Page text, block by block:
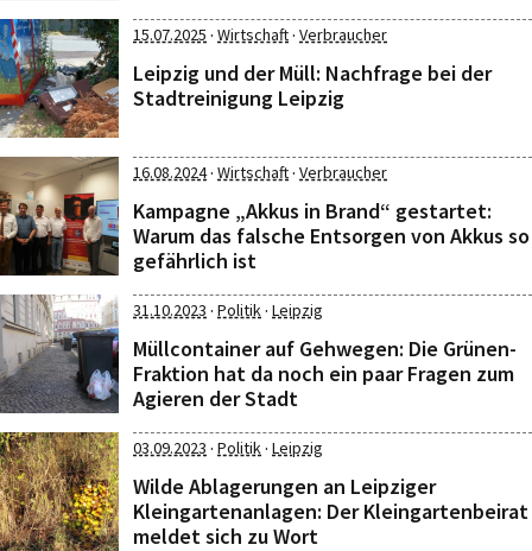
15.07.2025 · Wirtschaft· Verbraucher
Leipzig und der Müll: Nachfrage bei der
Stadtreinigung Leipzig
16.08.2024· Wirtschaft· Verbraucher
Kampagne „Akkus in Brand“ gestartet:
Warum das falsche Entsorgen von Akkus so
gefährlich ist
31.10.2023 · Politik· Leipzig
Müllcontainer auf Gehwegen: Die Grünen-
Fraktion hat da noch ein paar Fragen zum
Agieren der Stadt
03.09.2023 · Politik· Leipzig
Wilde Ablagerungen an Leipziger
Kleingartenanlagen: Der Kleingartenbeirat
meldet sich zu Wort